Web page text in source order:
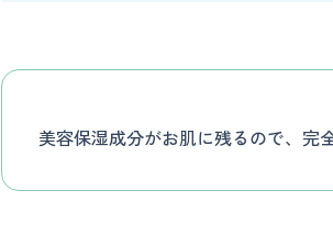
美容保湿成分がお肌に残るので、完